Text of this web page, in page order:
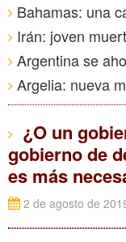
Bahamas: una
Irán: joven
Argentina se
Argelia: nueva
¿O un
gobierno de
es más
2 de agosto de